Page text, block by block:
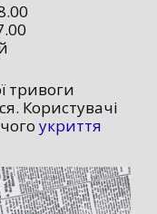
тривоги
Користувачі
укриття